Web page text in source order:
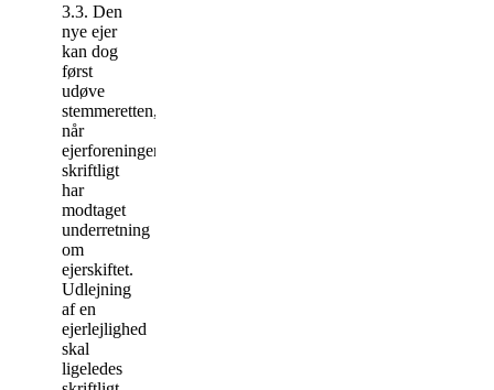
3.3. Den
nye ejer
kan dog
først
udøve
stemmeretten,
når
ejerforeningen
skriftligt
har
modtaget
underretning
om
ejerskiftet.
Udlejning
af en
ejerlejlighed
skal
ligeledes